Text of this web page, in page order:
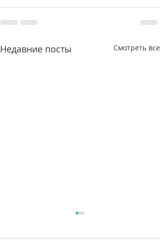
Недавние посты Смотреть все